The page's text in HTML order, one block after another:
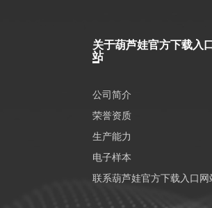
关于葫芦娃官方下载入
站
公司简介
荣誉资质
生产能力
电子样本
联系葫芦娃官方下载入口网